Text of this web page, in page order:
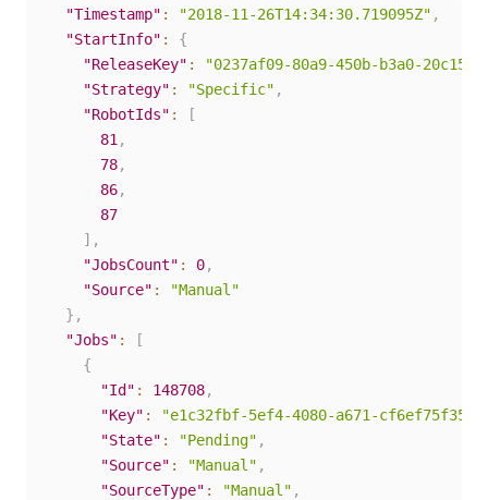
"Timestamp" : "2018-11-26T14:34:30.719095Z" ,
"StartInfo" :
{
"ReleaseKey" :
"0237af09-80a9-450b-b3a0-
"Strategy" : "Specific" ,
"RobotIds" :
[
81 ,
78,
86,
87
] ,
"JobsCount" : 0,
"Source" :
"Manual"
} ,
"Jobs" :
[
{
"Id" : 148708,
"Key" :
"e1c32fbf-5ef4-4080-a671-
"State" : "Pending" ,
"Source" : "Manual" ,
"SourceType" : "Manual" ,